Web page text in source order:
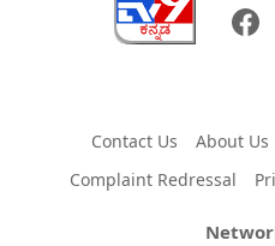
Contact Us About Us
Complaint Redressal